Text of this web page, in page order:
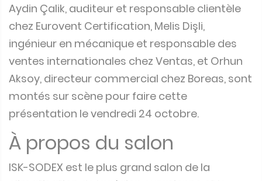
Aydin Çalik, auditeur et responsable clientèle
chez Eurovent Certification, Melis Dişli,
ingénieur en mécanique et responsable des
ventes internationales chez Ventas, et Orhun
Aksoy, directeur commercial chez Boreas, sont
montés sur scène pour faire cette
présentation le vendredi 24 octobre.
À propos du salon
ISK-SODEX est le plus grand salon de la